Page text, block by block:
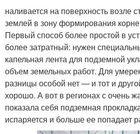
наливается на поверхность возле
землей в зону формирования
Первый способ более простой в
более затратный: нужен
капельная лента для подземной
объем земельных работ. Для
разницы особой нет — и тот и
хорошо. А вот в регионах с очень
показала себя подземная
испаряется и больше ее попадает